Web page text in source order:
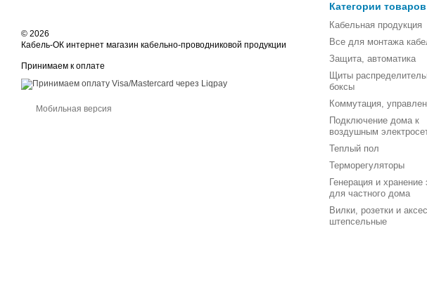
© 2026
Кабель-ОК интернет магазин кабельно-проводниковой продукции
Принимаем к оплате
Мобильная версия
Категории товаров
Кабельная продукция
Все для монтажа
Защита, автоматика
Щиты
боксы
Коммутация,
Подключение дома к
воздушным
Теплый пол
Терморегуляторы
Генерация и хранение
для частного дома
Вилки, розетки и
штепсельные